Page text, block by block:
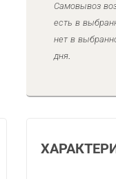
Самовывоз
есть в
нет в
дня.